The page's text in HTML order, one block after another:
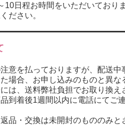
10日程お時間をいただいておりま
ださい。
意を払っておりますが、配送中
場合、お申し込みのものと異な
は、送料弊社負担でお取り換え
到着後1週間以内に電話にてご連
品・交換は未開封のもののみと